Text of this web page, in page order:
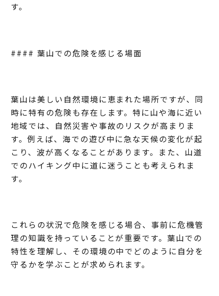
す。
#### 葉山での危険を感じる場面
葉山は美しい自然環境に恵まれた場所ですが、同
時に特有の危険も存在します。特に山や海に近い
地域では、自然災害や事故のリスクが高まりま
す。例えば、海での遊び中に急な天候の変化が起
こり、波が高くなることがあります。また、山道
でのハイキング中に道に迷うことも考えられま
す。
これらの状況で危険を感じる場合、事前に危機管
理の知識を持っていることが重要です。葉山での
特性を理解し、その環境の中でどのように自分を
守るかを学ぶことが求められます。